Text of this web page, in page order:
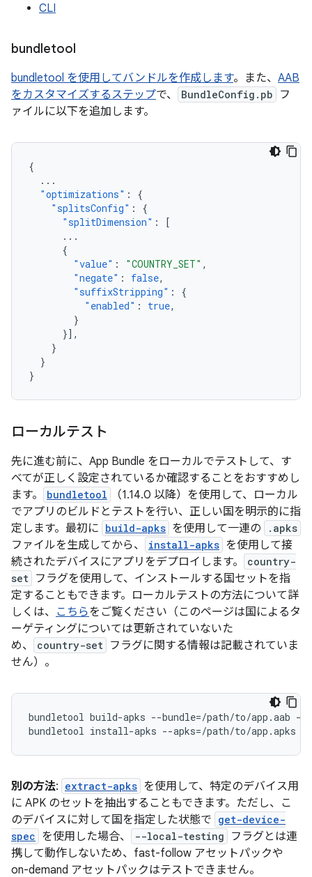
CLI
bundletool
bundletool を使用してバンドルを作成します。また、 AAB
をカスタマイズするステップで、 BundleConfig.pb
フ
ァイルに以下を追加します。
{
...
"optimizations" :
{
"splitsConfig" :
{
"splitDimension" :
[
...
{
"value" : "COUNTRY_SET" ,
"negate" : false,
"suffixStripping" :
{
"enabled" : true,
}
}],
}
}
}
ローカルテスト
先に進む前に、App Bundle をローカルでテストして、す
べてが正しく設定されているか確認することをおすすめし
ます。
bundletool
（1.14.0 以降）を使用して、ローカル
でアプリのビルドとテストを行い、正しい国を明示的に指
定します。最初に build-apks を使用して一連の .apks
ファイルを生成してから、 install-apks を使用して接
続されたデバイスにアプリをデプロイします。
country-
set フラグを使用して、インストールする国セットを指
定することもできます。ローカルテストの方法について詳
しくは、 こちらをご覧ください（このページは国によるタ
ーゲティングについては更新されていないた
め、
country-set フラグに関する情報は記載されていま
せん）。
bundletool build-apks --bundle=/path/to/app.aab
別の方法: extract-apks を使用して、特定のデバイス用
に APK のセットを抽出することもできます。ただし、こ
のデバイスに対して国を指定した状態で get-device-
spec を使用した場合、 --local-testing
フラグとは連
携して動作しないため、fast-follow アセットパックや
on-demand アセットパックはテストできません。